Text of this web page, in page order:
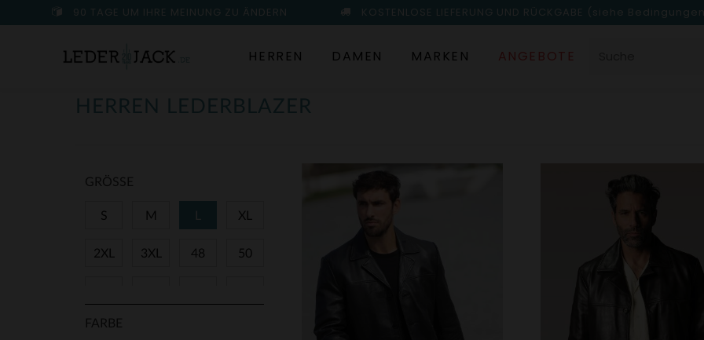
90 TAGE UM IHRE MEINUNG ZU ÄNDERN KOSTENLOSE LIEFERUNG UND RÜCKGABE (siehe
HERREN DAMEN MARKEN ANGEBOTE
HERREN LEDERBLAZER
GRÖSSE
S M XL
2XL 3XL 48 50
60
FARBE